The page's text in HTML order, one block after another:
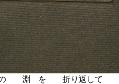
淵 を 折り返して